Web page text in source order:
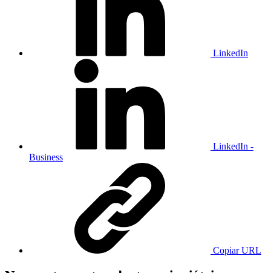
LinkedIn
LinkedIn -
Business
Copiar URL